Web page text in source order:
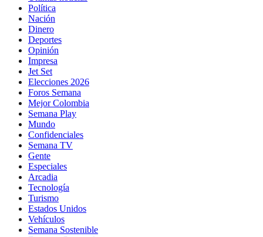
Política
Nación
Dinero
Deportes
Opinión
Impresa
Jet Set
Elecciones 2026
Foros Semana
Mejor Colombia
Semana Play
Mundo
Confidenciales
Semana TV
Gente
Especiales
Arcadia
Tecnología
Turismo
Estados Unidos
Vehículos
Semana Sostenible